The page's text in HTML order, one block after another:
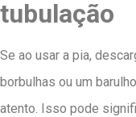
tubulação
Se ao usar a pia,
borbulhas ou um
atento. Isso pode